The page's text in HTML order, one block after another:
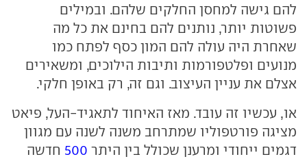
להם גישה למחסן החלקים שלהם. ובמילים
פשוטות יותר, נותנים להם בחינם את כל מה
שאחרת היה עולה להם המון כסף לפתח כמו
מנועים ופלטפורמות ותיבות הילוכים, ומשאירים
אצלם את עניין העיצוב. וגם זה, רק באופן חלקי.
או, עכשיו זה עובד. מאז האיחוד לתאגיד-העל, פיאט
מציגה פורטפוליו שמתרחב משנה לשנה עם מגוון
דגמים ייחודי ומרענן שכולל בין היתר 500 חדשה